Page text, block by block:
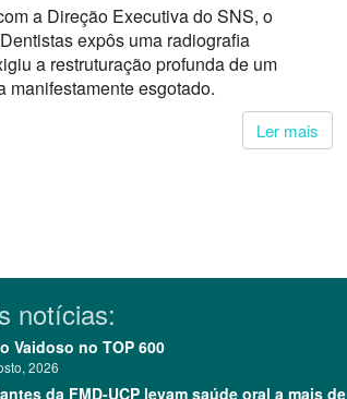
a Direção Executiva do SNS, o
expôs uma radiografia
a restruturação profunda de um
manifestamente esgotado.
Ler mais
notícias:
Vaidoso no TOP 600
2026
da FMD-UCP levam saúde oral a mais de